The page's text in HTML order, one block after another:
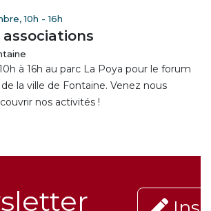
10h - 16h
à 16h au parc La Poya pour le forum
la ville de Fontaine. Venez nous
nos activités !